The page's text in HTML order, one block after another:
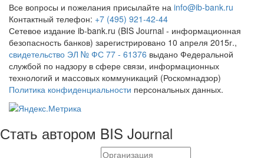
Все вопросы и пожелания присылайте на info@ib-bank.ru
Контактный телефон: +7 (495) 921-42-44
Сетевое издание ib-bank.ru (BIS Journal - информационная
безопасность банков) зарегистрировано 10 апреля 2015г.,
свидетельство ЭЛ № ФС 77 - 61376 выдано Федеральной
службой по надзору в сфере связи, информационных
технологий и массовых коммуникаций (Роскомнадзор)
Политика конфиденциальности персональных данных.
Стать автором BIS Journal